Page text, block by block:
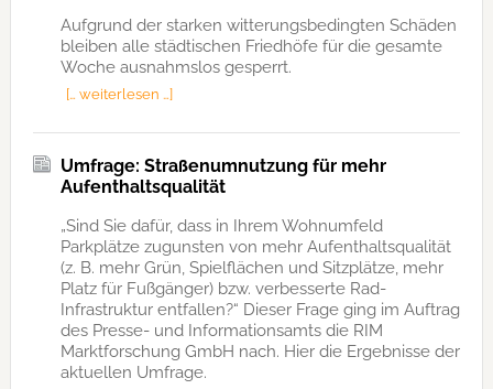
Aufgrund der starken witterungsbedingten Schäden
bleiben alle städtischen Friedhöfe für die gesamte
Woche ausnahmslos gesperrt.
[… weiterlesen …]
Umfrage: Straßenumnutzung für mehr
Aufenthaltsqualität
„Sind Sie dafür, dass in Ihrem Wohnumfeld
Parkplätze zugunsten von mehr Aufenthaltsqualität
(z. B. mehr Grün, Spielflächen und Sitzplätze, mehr
Platz für Fußgänger) bzw. verbesserte Rad-
Infrastruktur entfallen?“ Dieser Frage ging im Auftrag
des Presse- und Informationsamts die RIM
Marktforschung GmbH nach. Hier die Ergebnisse der
aktuellen Umfrage.